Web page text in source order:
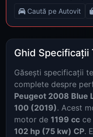
Caută pe Autovit
Ghid Specificații
Găsești specificații
complete despre
Peugeot 2008 Blue
100 (2019). Acest
motor de 1199 cc
102 hp (75 kw) CP.